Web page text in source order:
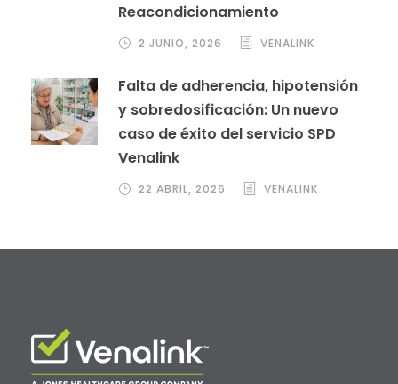
Reacondicionamiento
2 JUNIO, 2026 VENALINK
Falta de adherencia, hipotensión
y sobredosificación: Un nuevo
caso de éxito del servicio SPD
Venalink
22 ABRIL, 2026 VENALINK